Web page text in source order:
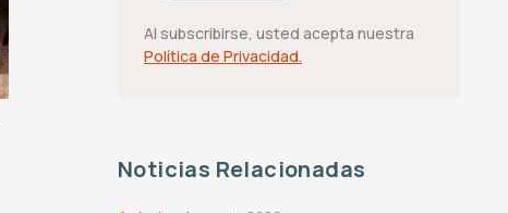
Al subscribirse, usted acepta nuestra
Política de Privacidad.
Noticias Relacionadas